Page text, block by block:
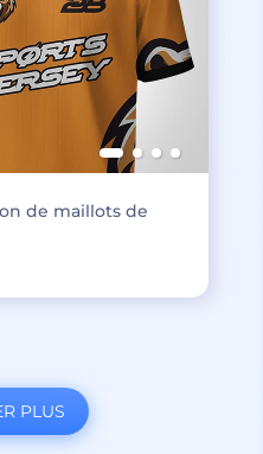
de maillots de
PLUS